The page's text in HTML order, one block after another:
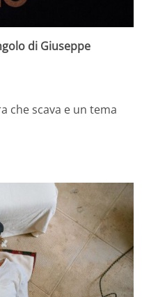
di Giuseppe
che scava e un tema